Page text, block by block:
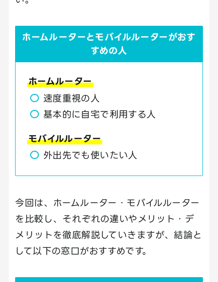
ホームルーターとモバイルルーターがおす
すめの人
ホームルーター
速度重視の人
基本的に自宅で利用する人
モバイルルーター
外出先でも使いたい人
今回は、ホームルーター・モバイルルーター
を比較し、それぞれの違いやメリット・デ
メリットを徹底解説していきますが、結論と
して以下の窓口がおすすめです。